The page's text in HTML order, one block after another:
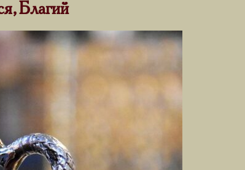
Благий